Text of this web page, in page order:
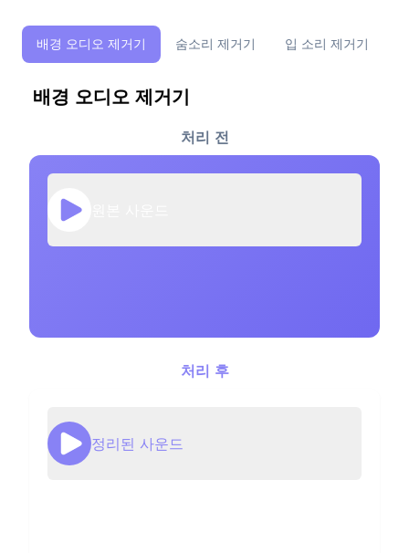
배경 오디오 제거기 숨소리 제거기 입 소리 제거기
배경 오디오 제거기
처리 전
처리 후
정리된 사운드